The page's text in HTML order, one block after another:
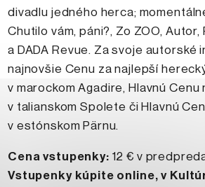
divadlu jedného herca;
Chutilo vám, páni?, Zo ZOO,
a DADA Revue. Za svoje
najnovšie Cenu za najlepší
v marockom Agadire, Hlavnú
v talianskom Spolete či Hlavnú
v estónskom Pärnu.
Cena vstupenky: 12 € v
Vstupenky kúpite online, v